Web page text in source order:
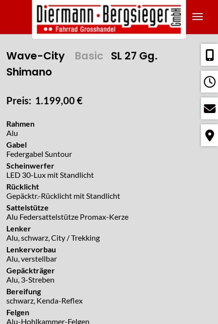
Wave-City Basic SL 27 Gg.
Shimano
Preis: 1.199,00 €
Rahmen
Alu
Gabel
Federgabel Suntour
Scheinwerfer
LED 30-Lux mit Standlicht
Rücklicht
Gepäcktr.-Rücklicht mit Standlicht
Sattelstütze
Alu Federsattelstütze Promax-Kerze
Lenker
Alu, schwarz, City / Trekking
Lenkervorbau
Alu, verstellbar
Gepäckträger
Alu, 3-Streben
Bereifung
schwarz, Kenda-Reflex
Felgen
Alu-Hohlkammer-Felgen